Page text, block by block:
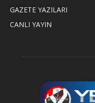
GAZETE YAZILARI
CANLI YAYIN